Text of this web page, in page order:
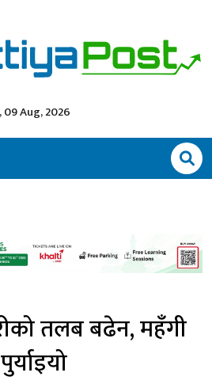
09 Aug, 2026
तलब बढेन, महँगी